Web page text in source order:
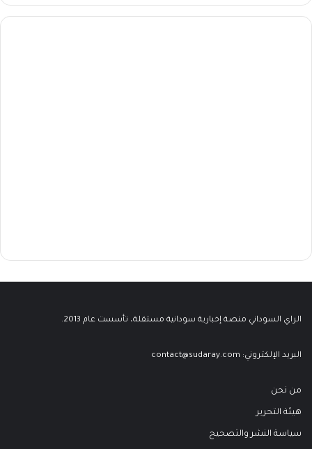
الراي السوداني منصة إخبارية سودانية مستقلة، تأسست عام 2013.
البريد الإلكتروني: contact@sudaray.com
من نحن
هيئة التحرير
سياسة النشر والتصحيح